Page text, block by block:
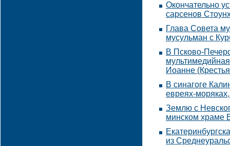
Окончательно
сарсенов
Глава Совета
мусульман с
В Псково-
Иоанне
В синагоге
евреях-
Землю с
минском храме
из